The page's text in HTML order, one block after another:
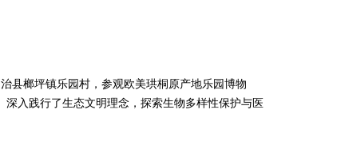
县榔坪镇乐园村，参观欧美珙桐原产地乐园博物
入践行了生态文明理念，探索生物多样性保护与医